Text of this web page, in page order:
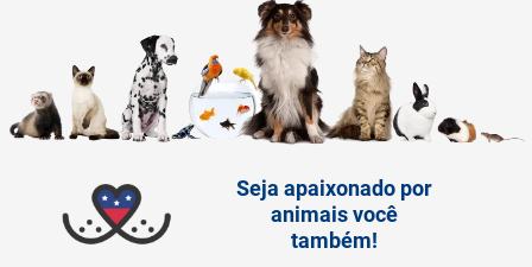
Seja apaixonado por
animais você
também!